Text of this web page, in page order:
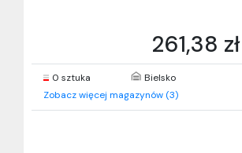
261,38 zł
0 sztuka
Bielsko
Zobacz więcej magazynów (3)